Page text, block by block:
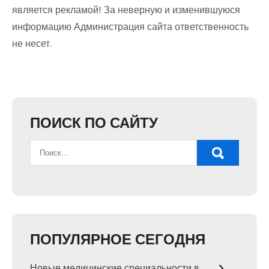
является рекламой! За неверную и изменившуюся
информацию Администрация сайта ответственность
не несет.
ПОИСК ПО САЙТУ
ПОПУЛЯРНОЕ СЕГОДНЯ